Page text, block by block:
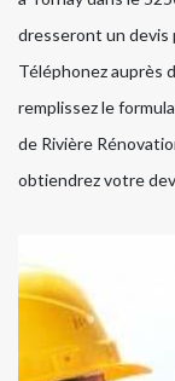
dresseront un devis
Téléphonez auprès
remplissez le
de Rivière
obtiendrez votre